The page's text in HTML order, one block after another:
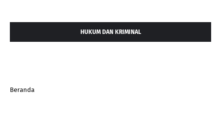
HUKUM DAN KRIMINAL
Beranda